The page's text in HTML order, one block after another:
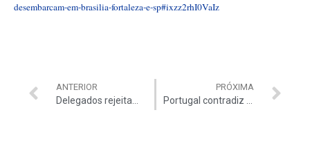
desembarcam-em-brasilia-fortaleza-e-sp#ixzz2rhI0VaIz
ANTERIOR PRÓXIMA